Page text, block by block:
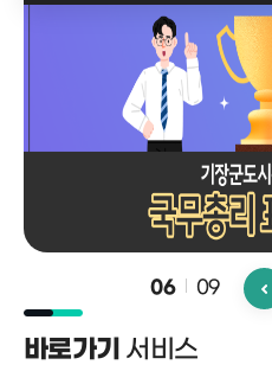
06 09
바로가기 서비스